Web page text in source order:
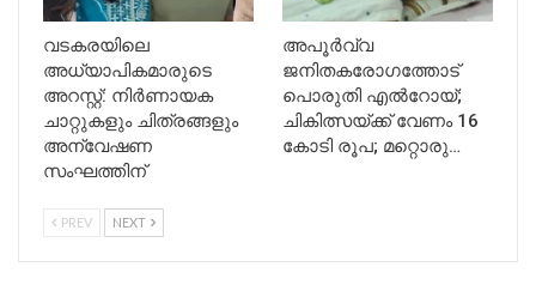
വടകരയിലെ
അധ്യാപികമാരുടെ
അറസ്റ്റ്: നിർണായക
ചാറ്റുകളും ചിത്രങ്ങളും
അന്വേഷണ
സംഘത്തിന്
അപൂര്‍വ്വ
ജനിതകരോഗത്തോട്
പൊരുതി എല്‍റോയ്;
ചികിത്സയ്ക്ക് വേണം 16
കോടി രൂപ; മറ്റൊരു…
PREV NEXT